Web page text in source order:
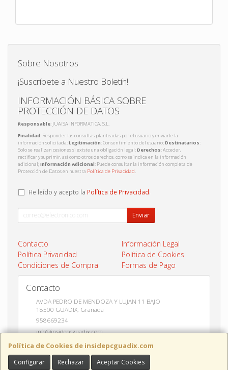
Política de Cookies de insidepcguadix.com
Configurar Rechazar Aceptar Cookies
Sobre Nosotros
¡Suscríbete a Nuestro Boletín!
INFORMACIÓN BÁSICA SOBRE
PROTECCIÓN DE DATOS
Responsable: JUAISA INFORMATICA, S.L.
Finalidad: Responder las consultas planteadas por el usuario y enviarle la
información solicitada;Legitimación: Consentimiento del usuario;Destinatarios:
Solo se realizan cesiones si existe una obligación legal;Derechos: Acceder,
rectificar y suprimir, así como otros derechos, como se indica en la información
adicional;Información Adicional: Puede consultar la información completa de
Protección de Datos en nuestra Política de Privacidad.
He leído y acepto la Política de Privacidad.
Enviar
Contacto
Información Legal
Política Privacidad
Política de Cookies
Condiciones de Compra
Formas de Pago
Contacto
AVDA PEDRO DE MENDOZA Y LUJAN 11 BAJO
18500 GUADIX, Granada
958669234
info@insidepcguadix.com
Horario